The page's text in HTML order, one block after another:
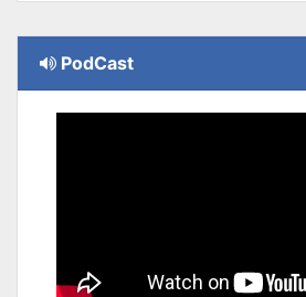
PodCast